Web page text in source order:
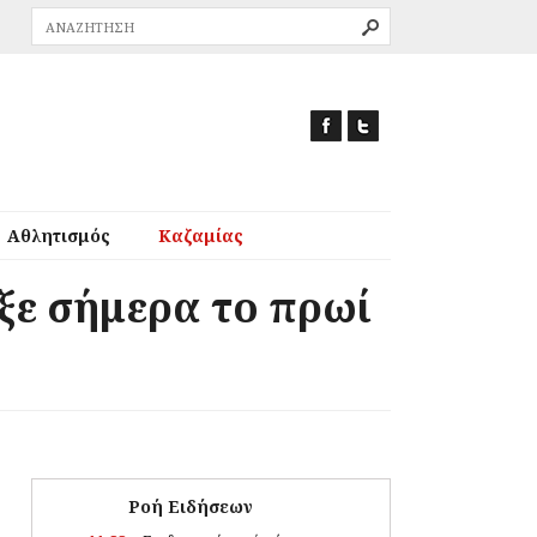
Αθλητισμός Καζαμίας
σήμερα το πρωί
Ροή Ειδήσεων